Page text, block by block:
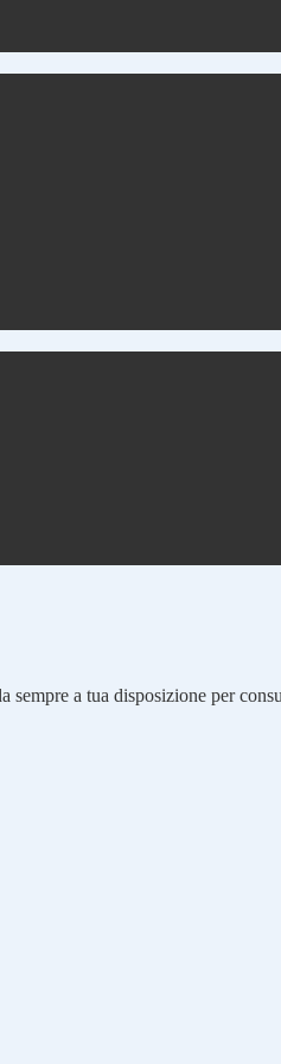
a tua disposizione per